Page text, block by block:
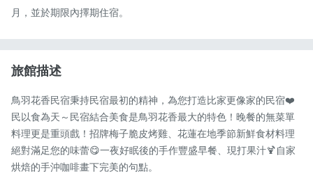
月，並於期限內擇期住宿。
旅館描述
鳥羽花香民宿秉持民宿最初的精神，為您打造比家更像家的民宿❤️
民以食為天～民宿結合美食是鳥羽花香最大的特色！晚餐的無菜單
料理更是重頭戲！招牌梅子脆皮烤雞、花蓮在地季節新鮮食材料理
絕對滿足您的味蕾😋一夜好眠後的手作豐盛早餐、現打果汁🍹自家
烘焙的手沖咖啡畫下完美的句點。